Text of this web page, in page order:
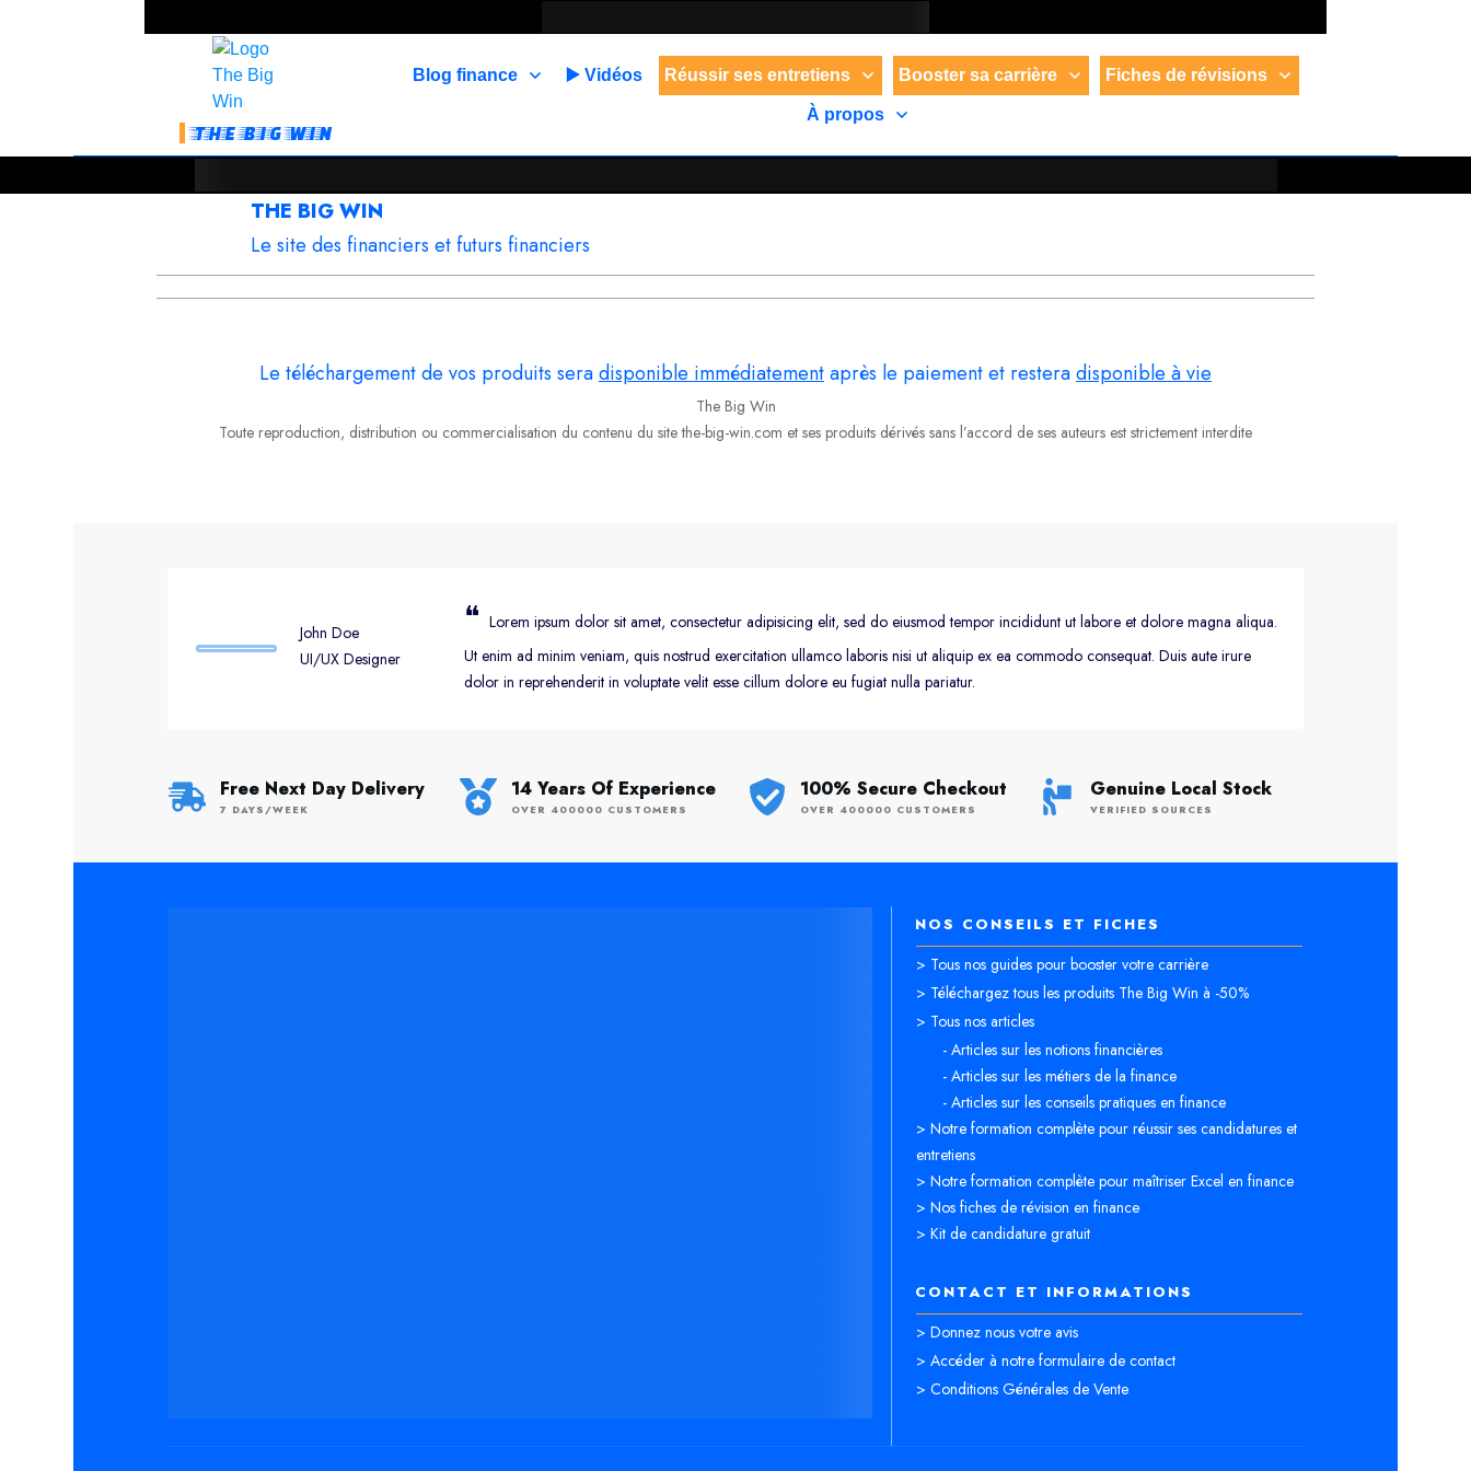
THE BIG WIN
Blog finance ▶️ Vidéos Réussir ses entretiens Booster sa carrière Fiches de révisions
À propos
THE BIG WIN
Le site des financiers et futurs financiers
Le téléchargement de vos produits seradisponible immédiatementaprès le paiement et resteradisponible à vie
The Big Win
Toute reproduction, distribution ou commercialisation du contenu du site the-big-win.com et ses produits dérivés sans l’accord de ses auteurs est strictement interdite
John Doe
UI/UX Designer
❝Lorem ipsum dolor sit amet, consectetur adipisicing elit, sed do eiusmod tempor incididunt ut labore et dolore magna aliqua.
Ut enim ad minim veniam, quis nostrud exercitation ullamco laboris nisi ut aliquip ex ea commodo consequat. Duis aute irure
dolor in reprehenderit in voluptate velit esse cillum dolore eu fugiat nulla pariatur.
Free Next Day Delivery
7 DAYS/WEEK
14 Years Of Experience
OVER 400000 CUSTOMERS
100% Secure Checkout
OVER 400000 CUSTOMERS
Genuine Local Stock
VERIFIED SOURCES
NOS CONSEILS ET FICHES
> Tous nos guides pour booster votre carrière
> Téléchargez tous les produits The Big Win à -50%
> Tous nos articles
- Articles sur les notions financières
- Articles sur les métiers de la finance
- Articles sur les conseils pratiques en finance
> Notre formation complète pour réussir ses candidatures et
entretiens
> Notre formation complète pour maîtriser Excel en finance
> Nos fiches de révision en finance
> Kit de candidature gratuit
CONTACT ET INFORMATIONS
> Donnez nous votre avis
> Accéder à notre formulaire de contact
> Conditions Générales de Vente